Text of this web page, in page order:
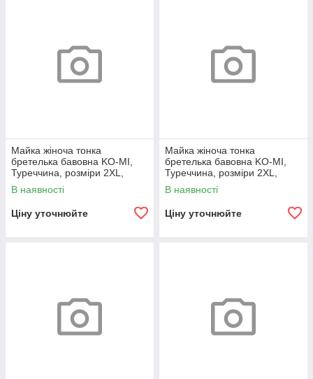
Майка жіноча тонка
бретелька бавовна KO-MI,
Туреччина, розміри 2XL,
бежева, 07969
В наявності
Ціну уточнюйте
Майка жіноча тонка
бретелька бавовна KO-MI,
Туреччина, розміри 2XL,
чорна, 07959
В наявності
Ціну уточнюйте